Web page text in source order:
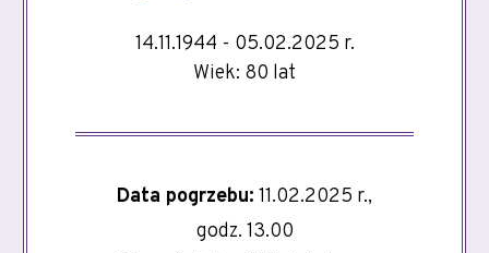
14.11.1944 - 05.02.2025 r.
Wiek: 80 lat
Data pogrzebu: 11.02.2025 r.,
godz. 13.00